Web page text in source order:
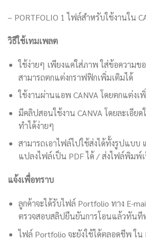
– PORTFOLIO 1 ไฟล์สำหรับใช้งานใน
วิธีใช้เทมเพลต
ใช้ง่ายๆ เพียงแค่ใส่ภาพ ใส่ข้อความข
สามารถตกแต่งกราฟฟิกเพิ่มเติมได้
ใช้งานผ่านแอพ CANVA โดยตกแต่งเ
มีคลิปสอนใช้งาน CANVA โดยละเอีย
ทำได้ง่ายๆ
สามารถเอาไฟล์ไปใช้ส่งได้ทั้งรูปแบบ
แปลงไฟล์เป็น PDF ได้ / ส่งไฟล์พิมพ์
แจ้งเพื่อทราบ
ลูกค้าจะได้รับไฟล์ Portfolio ทาง E-
ตรวจสอบสลิปยืนยันการโอนแล้วทันที
ไฟล์ Portfolio จะยังใช้ได้ตลอดชีพ ใ